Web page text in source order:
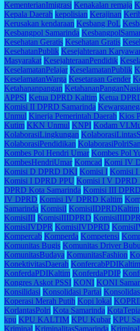
KementerianImigrasi Kenakalan remaja
Kepala Daerah kepolisian Kerajinan
Kerusakan kendaraan Kesbang PoL
Kesbangpol Samarinda
Kesehatan Geratis Kesehatan Gratis
KesehatanPublik Kesejahteraan
Masyarakat KesejahteraanPendidik
KeselamatanPelajar KeselamatanPublik
KeselamatanWarga Kesetaraan Gender
Ketahananpangan
APPSI Ketua DPRD Kaltim Ketua
Komisi II DPRD Samarinda
Unmul Kinerja Pemerintah Daerah Kios
Kutim KKN Unmul KNPI Kodam
KolaborasiLingkungan
KolaborasiPendidikan
Kombes Pol Hendri Umar Kombes Pol
KombesHendriUmar Komcad Komi IV
Komisi D DPRD DKI Komisi I Komisi I
Komisi I DPRD PPU Komisi I V DPRD
DPRD Kota Samarinda Komisi III
IV DPRD Komisi IV DPRD Kaltim
Samarinda KomisiI KomisiIDPRDKaltim
KomisiIII KomisiIIIDPRD
KomisiIVDPR KomisiIVDPRD
Kompercab Komperda Kompetensi
Komunitas Bugis Komunitas Driver
KomunitasBudaya KomunitasFashion
KonektivitasDaerah KonfercabPDIKaltim
KonferdaPDIKaltim KonferdaPDIP
Kongres Askot PSSI KONI KONI
Konsilidasi Konsolidasi Partai
Koperasi Merah Putih Kopi lokal
KorlantasPolri Kota Samarinda
kpu KPU KALTIM KPU Kubar KPU
Kriminal KriminalitasSamarinda